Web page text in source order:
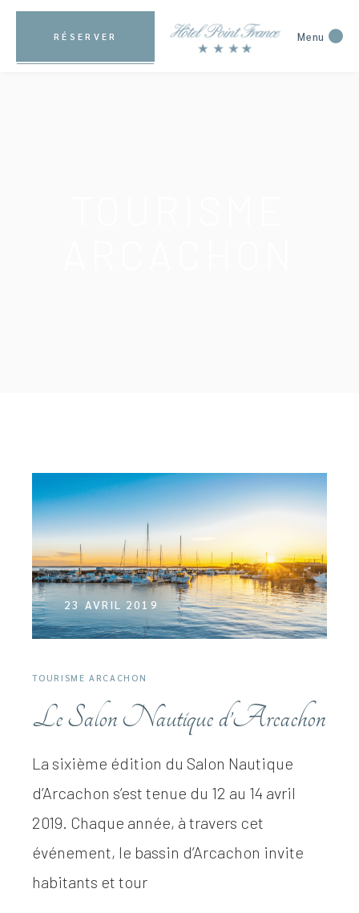
RÉSERVER Menu
23 AVRIL 2019
TOURISME ARCACHON
Le Salon Nautique d’Arcachon
La sixième édition du Salon Nautique
d’Arcachon s’est tenue du 12 au 14 avril
2019. Chaque année, à travers cet
événement, le bassin d’Arcachon invite
habitants et tour